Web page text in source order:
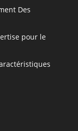
Des
pour le